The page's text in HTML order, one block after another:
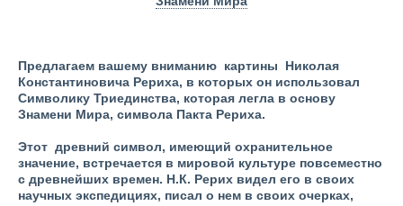
Предлагаем вашему вниманию картины Николая
Константиновича Рериха, в которых он использовал
Символику Триединства, которая легла в основу
Знамени Мира, символа Пакта Рериха.
Этот древний символ, имеющий охранительное
значение, встречается в мировой культуре повсеместно
с древнейших времен. Н.К. Рерих видел его в своих
научных экспедициях, писал о нем в своих очерках,